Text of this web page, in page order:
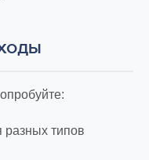
разных типов